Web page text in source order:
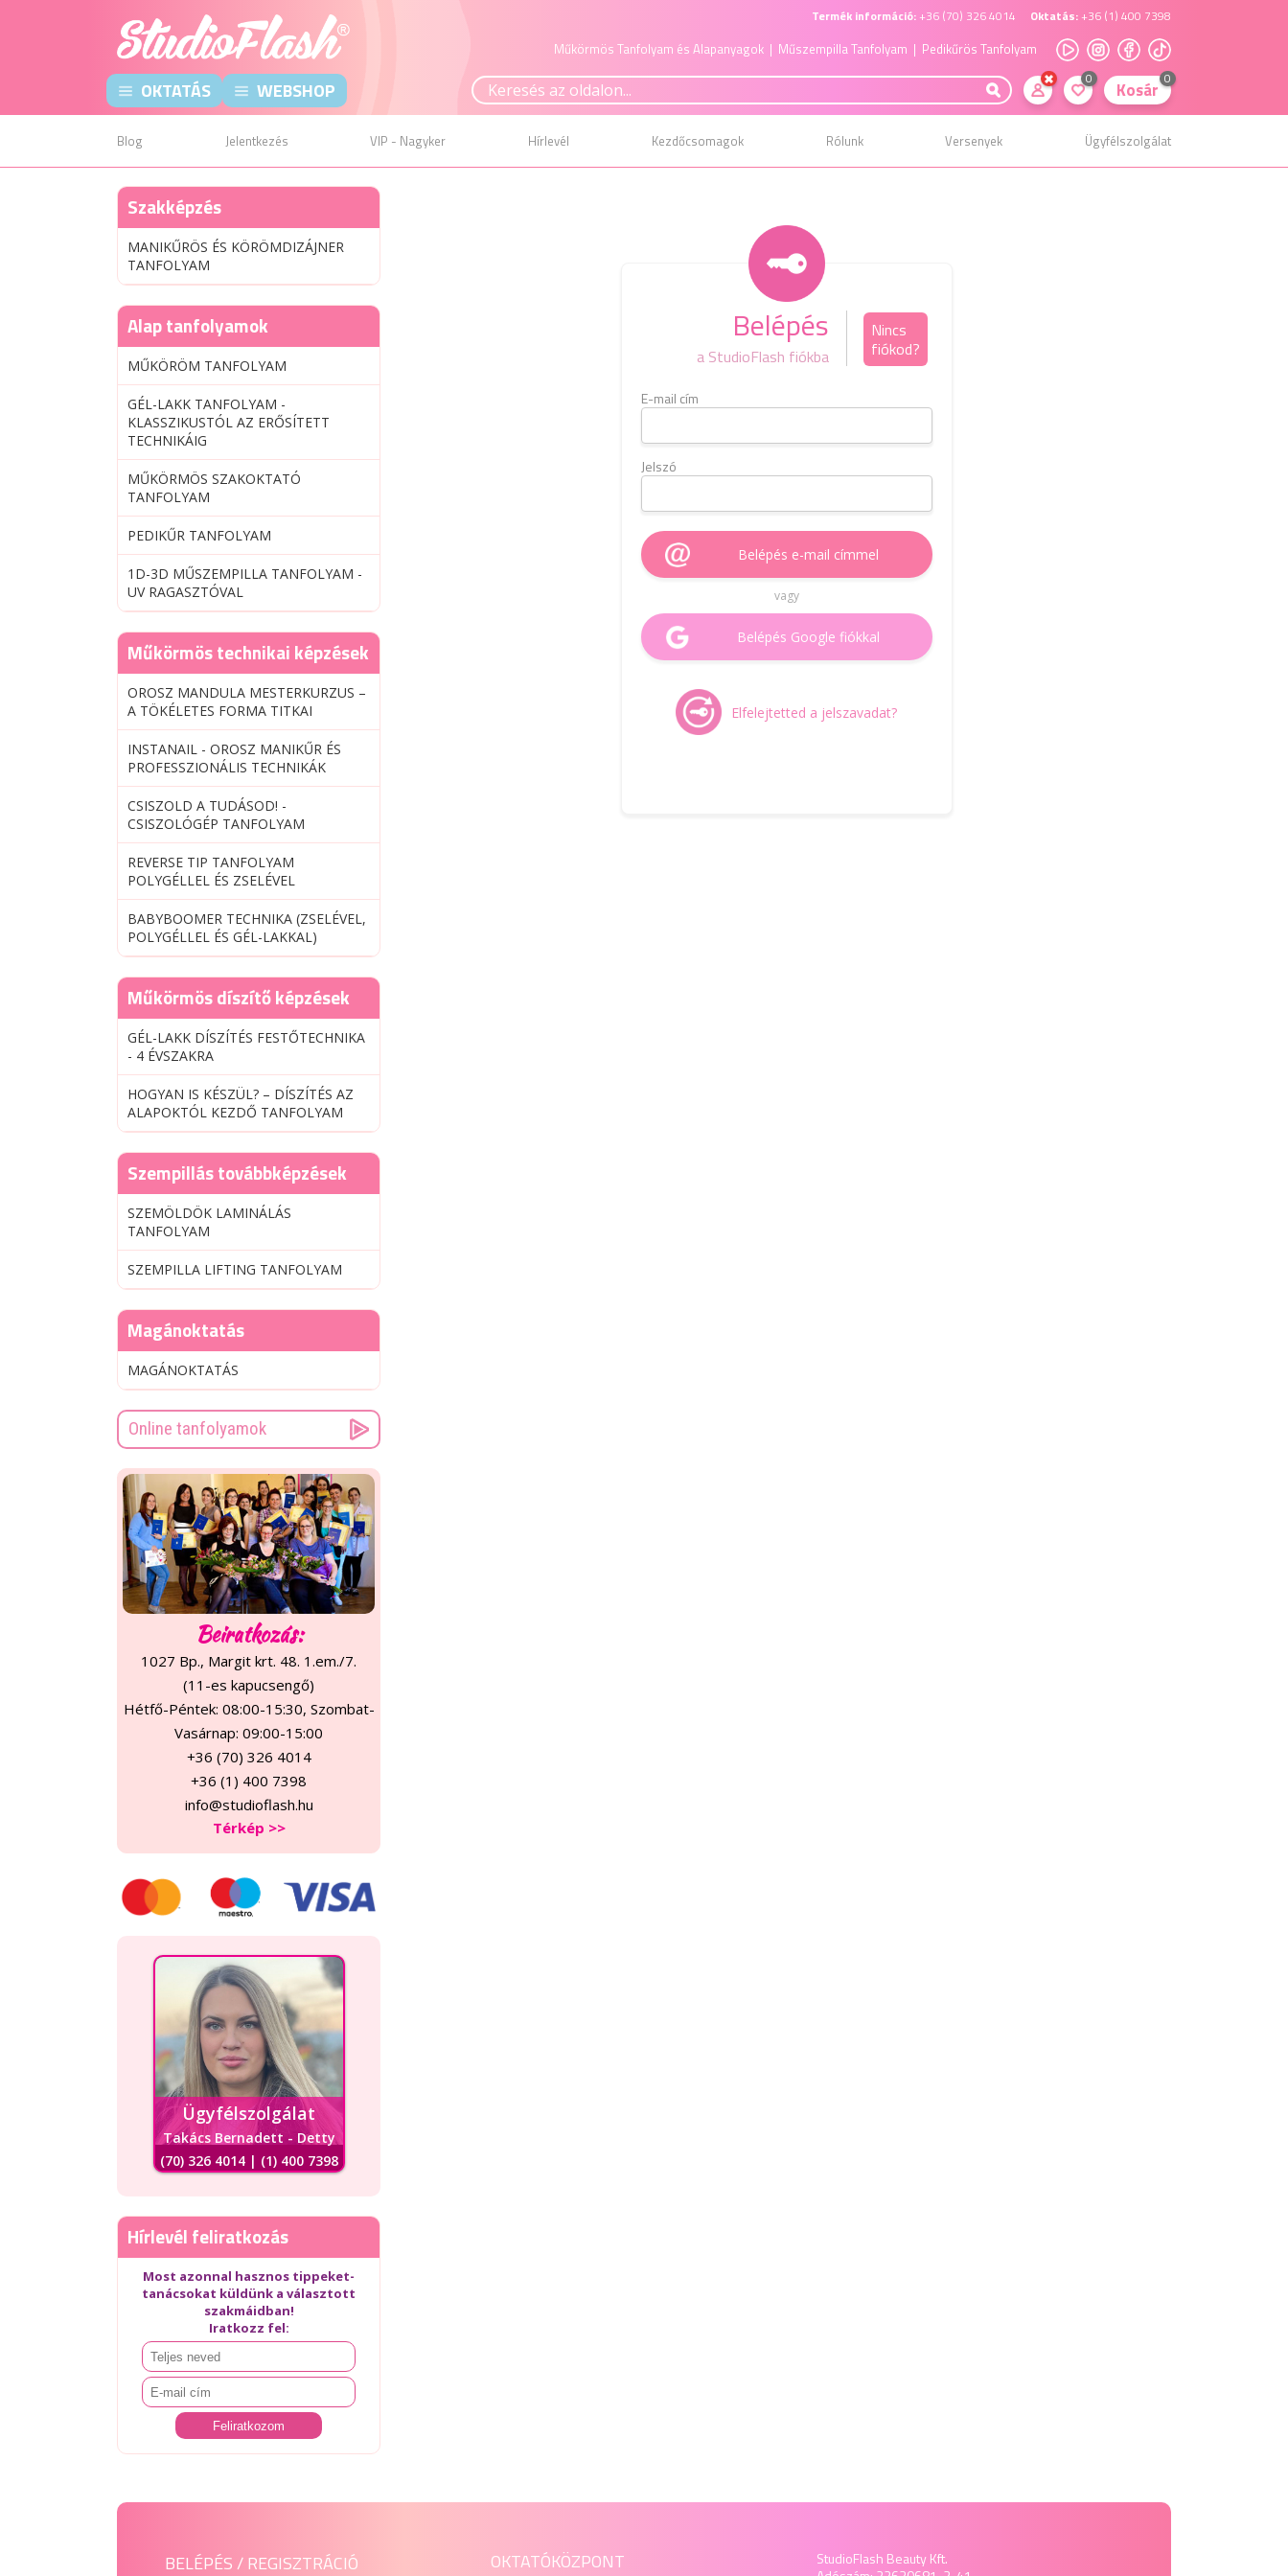
Termék információ: +36 (70) 326 4014 Oktatás: +36 (1) 400 7398
Műkörmös Tanfolyam és Alapanyagok | Műszempilla Tanfolyam | Pedikűrös Tanfolyam
OKTATÁS WEBSHOP 0 Kosár 0
Blog Jelentkezés VIP - Nagyker Hírlevél Kezdőcsomagok Rólunk Versenyek Ügyfélszolgálat
Belépés
a StudioFlash fiókba
Nincs
fiókod?
E-mail cím
Jelszó
Belépés e-mail címmel
vagy
Belépés Google fiókkal
Elfelejtetted a jelszavadat?
Szakképzés
MANIKŰRÖS ÉS KÖRÖMDIZÁJNER
TANFOLYAM
Alap tanfolyamok
MŰKÖRÖM TANFOLYAM
GÉL-LAKK TANFOLYAM -
KLASSZIKUSTÓL AZ ERŐSÍTETT
TECHNIKÁIG
MŰKÖRMÖS SZAKOKTATÓ
TANFOLYAM
PEDIKŰR TANFOLYAM
1D-3D MŰSZEMPILLA TANFOLYAM -
UV RAGASZTÓVAL
Műkörmös technikai képzések
OROSZ MANDULA MESTERKURZUS –
A TÖKÉLETES FORMA TITKAI
INSTANAIL - OROSZ MANIKŰR ÉS
PROFESSZIONÁLIS TECHNIKÁK
CSISZOLD A TUDÁSOD! -
CSISZOLÓGÉP TANFOLYAM
REVERSE TIP TANFOLYAM
POLYGÉLLEL ÉS ZSELÉVEL
BABYBOOMER TECHNIKA (ZSELÉVEL,
POLYGÉLLEL ÉS GÉL-LAKKAL)
Műkörmös díszítő képzések
GÉL-LAKK DÍSZÍTÉS FESTŐTECHNIKA
- 4 ÉVSZAKRA
HOGYAN IS KÉSZÜL? – DÍSZÍTÉS AZ
ALAPOKTÓL KEZDŐ TANFOLYAM
Szempillás továbbképzések
SZEMÖLDÖK LAMINÁLÁS
TANFOLYAM
SZEMPILLA LIFTING TANFOLYAM
Magánoktatás
MAGÁNOKTATÁS
Online tanfolyamok
Beiratkozás:
1027 Bp., Margit krt. 48. 1.em./7.
(11-es kapucsengő)
Hétfő-Péntek: 08:00-15:30, Szombat-
Vasárnap: 09:00-15:00
+36 (70) 326 4014
+36 (1) 400 7398
info@studioflash.hu
Térkép >>
Ügyfélszolgálat
Takács Bernadett - Detty
(70) 326 4014 | (1) 400 7398
Hírlevél feliratkozás
Most azonnal hasznos tippeket-
tanácsokat küldünk a választott
szakmáidban!
Iratkozz fel:
BELÉPÉS / REGISZTRÁCIÓ OKTATÓKÖZPONT
StudioFlash Beauty Kft.